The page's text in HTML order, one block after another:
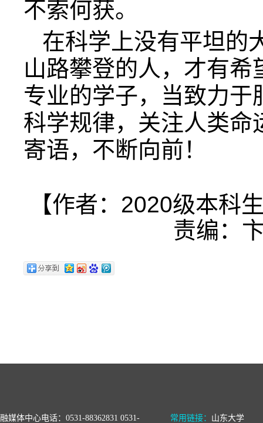
不索何获。
在科学上没有平坦的
山路攀登的人，才有
专业的学子，当致力
科学规律，关注人类命
寄语，不断向前！
【作者：2020级本科
责编：
融媒体中心电话：0531-88362831 0531- 常用链接： 山东大学